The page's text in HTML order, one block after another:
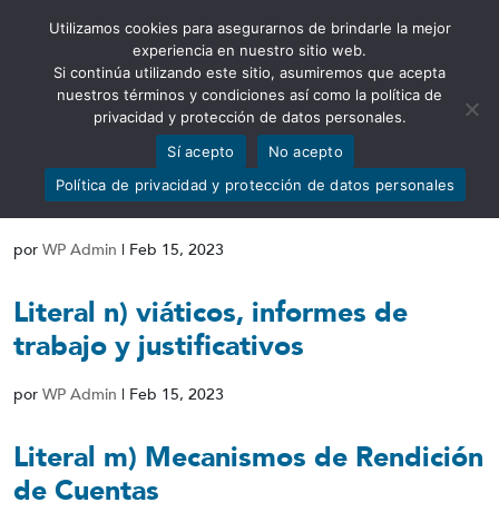
Abrir barra de herramientas
Literal o) Responsable de atender la
información
por WP Admin | Feb 15, 2023
Literal n) viáticos, informes de
trabajo y justificativos
por WP Admin | Feb 15, 2023
Literal m) Mecanismos de Rendición
de Cuentas
Utilizamos cookies para asegurarnos de brindarle la mejor
experiencia en nuestro sitio web.
Si continúa utilizando este sitio, asumiremos que acepta
nuestros términos y condiciones así como la política de
privacidad y protección de datos personales.
Sí acepto
No acepto
Política de privacidad y protección de datos personales